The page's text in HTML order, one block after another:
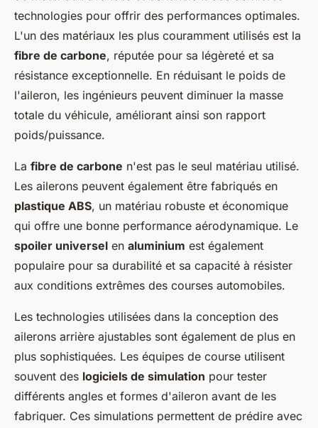
technologies pour offrir des performances optimales.
L'un des matériaux les plus couramment utilisés est la
fibre de carbone, réputée pour sa légèreté et sa
résistance exceptionnelle. En réduisant le poids de
l'aileron, les ingénieurs peuvent diminuer la masse
totale du véhicule, améliorant ainsi son rapport
poids/puissance.
La fibre de carbone n'est pas le seul matériau utilisé.
Les ailerons peuvent également être fabriqués en
plastique ABS, un matériau robuste et économique
qui offre une bonne performance aérodynamique. Le
spoiler universel en aluminium est également
populaire pour sa durabilité et sa capacité à résister
aux conditions extrêmes des courses automobiles.
Les technologies utilisées dans la conception des
ailerons arrière ajustables sont également de plus en
plus sophistiquées. Les équipes de course utilisent
souvent des logiciels de simulation pour tester
différents angles et formes d'aileron avant de les
fabriquer. Ces simulations permettent de prédire avec